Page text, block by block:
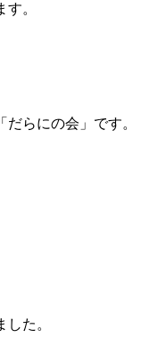
。
らにの会」です。
た。